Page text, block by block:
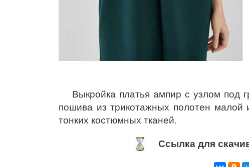
Выкройка платья ампир с узлом под
пошива из трикотажных полотен
тонких костюмных тканей.
Ссылка для